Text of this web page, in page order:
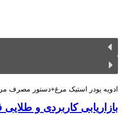
ادویه پودر استیک مرغ+دستور مصرف
بازاریابی کاربردی و